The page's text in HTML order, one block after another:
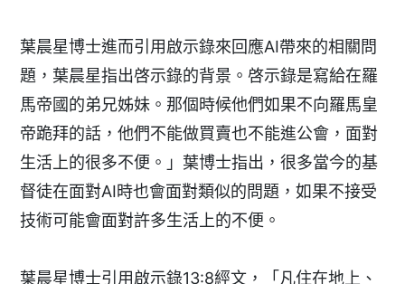
葉晨星博士進而引用啟示錄來回應AI帶來的相關問
題，葉晨星指出啓示錄的背景。啓示錄是寫給在羅
馬帝國的弟兄姊妹。那個時候他們如果不向羅馬皇
帝跪拜的話，他們不能做買賣也不能進公會，面對
生活上的很多不便。」葉博士指出，很多當今的基
督徒在面對AI時也會面對類似的問題，如果不接受
技術可能會面對許多生活上的不便。
葉晨星博士引用啟示錄13:8經文，「凡住在地上、